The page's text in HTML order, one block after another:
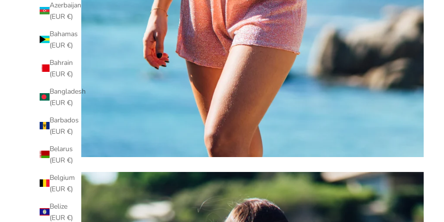
Azerbaijan
(EUR €)
Bahamas
(EUR €)
Bahrain
(EUR €)
Bangladesh
(EUR €)
Barbados
(EUR €)
Belarus
(EUR €)
Belgium
(EUR €)
Belize
(EUR €)